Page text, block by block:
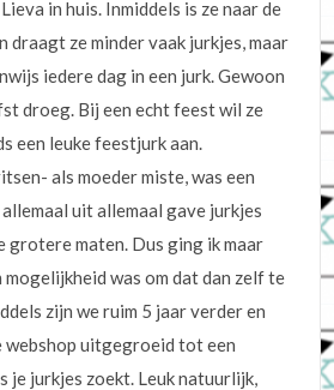
in huis. Inmiddels is ze naar de
draagt ze minder vaak jurkjes, maar
iedere dag in een jurk. Gewoon
droeg. Bij een echt feest wil ze
een leuke feestjurk aan.
als moeder miste, was een
uit allemaal gave jurkjes
grotere maten. Dus ging ik maar
mogelijkheid was om dat dan zelf te
zijn we ruim 5 jaar verder en
webshop uitgegroeid tot een
je jurkjes zoekt. Leuk natuurlijk,